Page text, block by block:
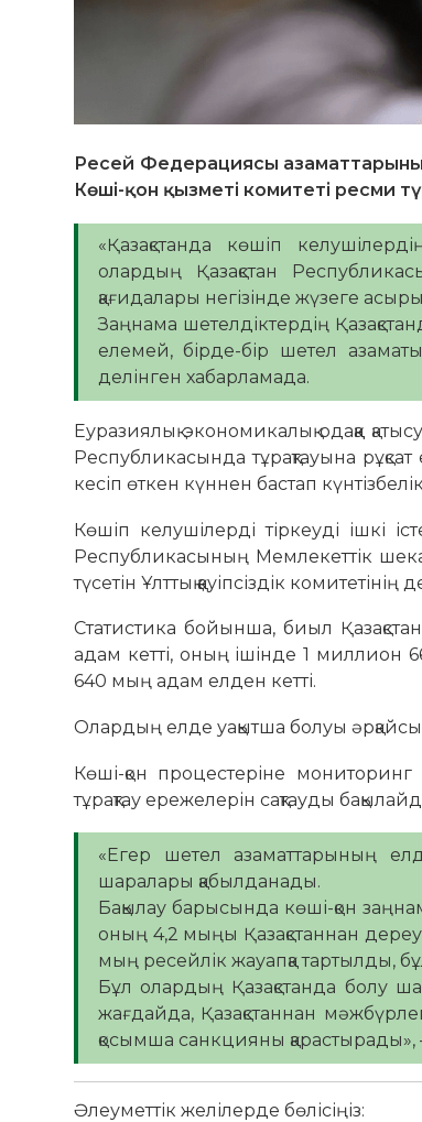
Ресей Федерациясы
Көші-қон қызметі комитеті ресми
«Қазақстанда көшіп
олардың Қазақстан
қағидалары негізінде жүзеге
Заңнама шетелдіктердің
елемей, бірде-бір шетел
делінген хабарламада.
Еуразиялық экономикалық одаққа
Республикасында тұрақтауына
кесіп өткен күннен бастап
Көшіп келушілерді тіркеуді ішкі
Республикасының Мемлекеттік
түсетін Ұлттық қауіпсіздік
Статистика бойынша, биыл
адам кетті, оның ішінде 1
640 мың адам елден кетті.
Олардың елде уақытша болуы
Көші-қон процестеріне
тұрақтау ережелерін сақтауды
«Егер шетел азаматтарының
шаралары қабылданады.
Бақылау барысында көші-қон
оның 4,2 мыңы Қазақстаннан
мың ресейлік жауапқа тартылды,
Бұл олардың Қазақстанда болу
жағдайда, Қазақстаннан
қосымша санкцияны қарастырады»,
Әлеуметтік желілерде бөлісіңіз: